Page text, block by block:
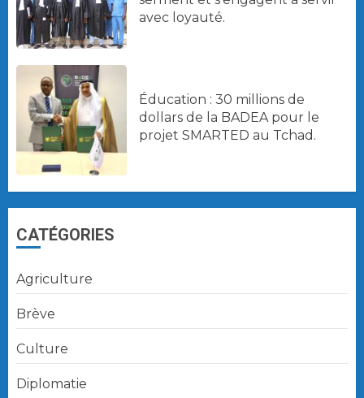
avec loyauté.
Éducation : 30 millions de
dollars de la BADEA pour le
projet SMARTED au Tchad.
CATÉGORIES
Agriculture
Brève
Culture
Diplomatie